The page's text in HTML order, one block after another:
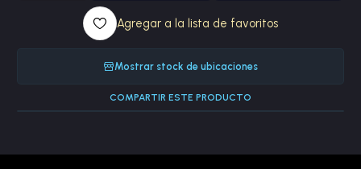
Agregar a la lista de favoritos
Mostrar stock de ubicaciones
COMPARTIR ESTE PRODUCTO